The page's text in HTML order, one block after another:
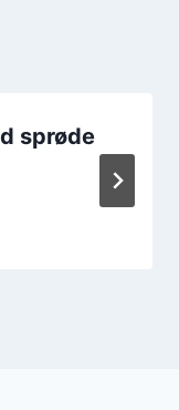
sprøde